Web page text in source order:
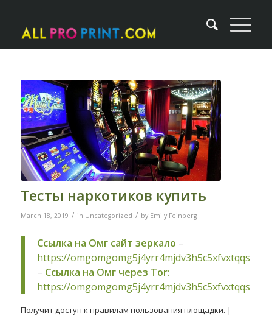
Тесты наркотиков купить
March 18, 2019 / in Uncategorized / by Emily Feinberg
Ссылка на Омг сайт зеркало –
https://
– Ссылка на Омг через Tor:
https://
Получит доступ к правилам пользования площадки. |